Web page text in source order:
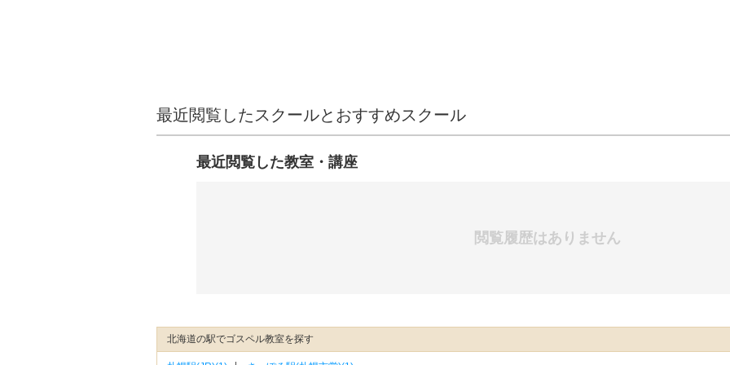
最近閲覧したスクールとおすすめスクール
最近閲覧した教室・講座
閲覧履歴はありません
北海道の駅でゴスペル教室を探す